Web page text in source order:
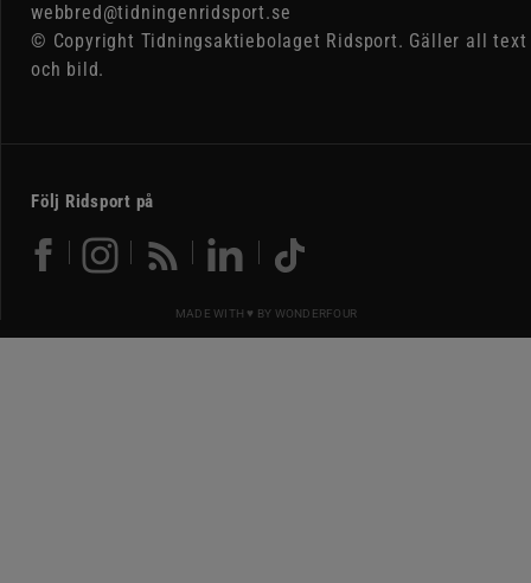
webbred@tidningenridsport.se
© Copyright Tidningsaktiebolaget Ridsport. Gäller all text
och bild.
Följ Ridsport på
MADE WITH ♥ BY WONDERFOUR